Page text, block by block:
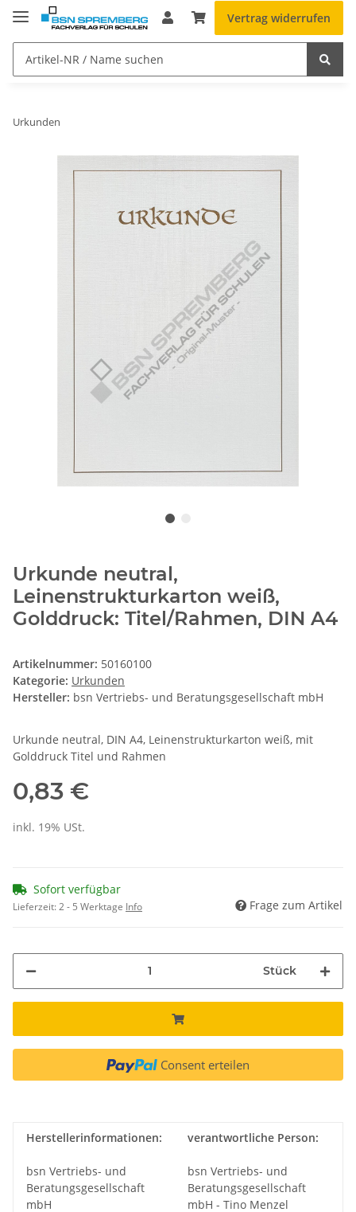
Vertrag widerrufen
Urkunden
Urkunde neutral,
Leinenstrukturkarton weiß,
Golddruck: Titel/Rahmen, DIN A4
Artikelnummer: 50160100
Kategorie: Urkunden
Hersteller: bsn Vertriebs- und Beratungsgesellschaft mbH
Urkunde neutral, DIN A4, Leinenstrukturkarton weiß, mit
Golddruck Titel und Rahmen
0,83 €
inkl. 19% USt.
Sofort verfügbar
Lieferzeit:2 - 5 Werktage Info Frage zum Artikel
Stück
Consent erteilen
Herstellerinformationen:
bsn Vertriebs- und
Beratungsgesellschaft
mbH
verantwortliche Person:
bsn Vertriebs- und
Beratungsgesellschaft
mbH - Tino Menzel